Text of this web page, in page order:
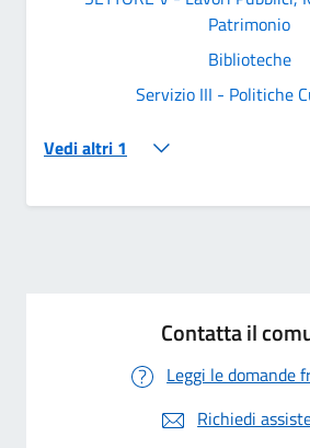
Patrimonio
Biblioteche
Servizio III - Politiche
Vedi altri 1
Contatta il
Leggi le domande
Richiedi